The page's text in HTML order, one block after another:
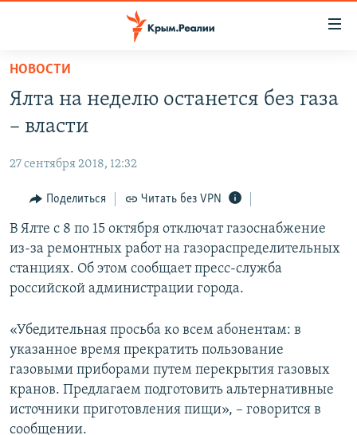
Вернуться
основному
содержанию
навигации
Вернутся
поиску
КАРТА ВОЕННЫХ ОБЪЕКТОВ КРЫМА
11 ЛЕТ ОККУПАЦИИ КРЫМА. 11 ИСТОРИЙ СОПРОТИВЛЕНИЯ
ИСТОРИЯ
ЕЩЕ
ИНТЕРАКТИВ
ИНФОГРАФИКА
ТЕЛЕПРОЕКТ КРЫМ.РЕАЛИИ
ПОБЕДИТЕЛЕЙ НЕ СУДЯТ?
КРЫМ.НЕПОКОРЕННЫЙ
ELIFBE
РАДІО СВОБОДА
КАК ОБОЙТИ БЛОКИРОВКУ
Qırımtatar
ПРИСОЕДИНЯЙТЕСЬ!
НОВОСТИ
Ялта на неделю останется без газа
– власти
27 сентября 2018, 12:32
Поделиться Читать без VPN
В Ялте с 8 по 15 октября отключат газоснабжение
из-за ремонтных работ на газораспределительных
станциях. Об этом сообщает пресс-служба
российской администрации города.
«Убедительная просьба ко всем абонентам: в
указанное время прекратить пользование
газовыми приборами путем перекрытия газовых
кранов. Предлагаем подготовить альтернативные
источники приготовления пищи», – говорится в
сообщении.